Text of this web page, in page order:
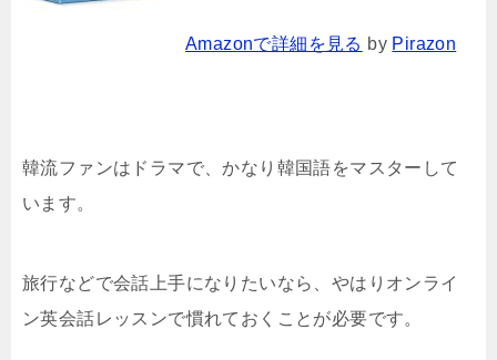
Amazonで詳細を見る by Pirazon
韓流ファンはドラマで、かなり韓国語をマスターして
います。
旅行などで会話上手になりたいなら、やはりオンライ
ン英会話レッスンで慣れておくことが必要です。